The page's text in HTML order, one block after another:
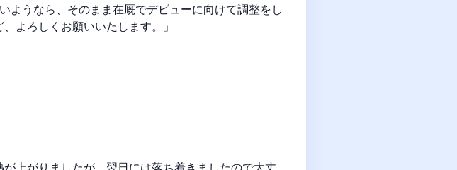
ようなら、そのまま在厩でデビューに向けて調整をし
よろしくお願いいたします。」
上がりましたが、翌日には落ち着きましたので大丈